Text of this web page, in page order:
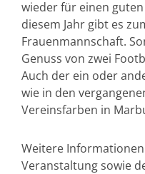
wieder für einen
diesem Jahr gibt es
Frauenmannschaft.
Genuss von zwei
Auch der ein oder
wie in den
Vereinsfarben in
Weitere
Veranstaltung sowie